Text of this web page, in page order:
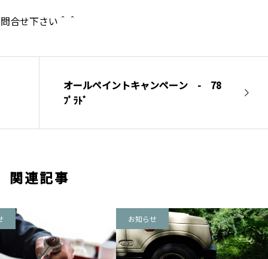
合せ下さい＾＾
オールペイントキャンペーン - 78
ﾌﾟﾗﾄﾞ
関連記事
お知らせ